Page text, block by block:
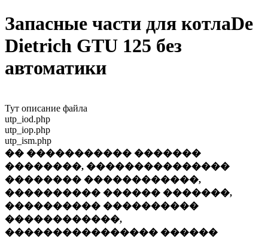
Запасные части для котлаDe
Dietrich GTU 125 без
автоматики
Тут описание файла
utp_iod.php
utp_iop.php
utp_ism.php
�� ����������� �������
��������, ���������������
�������� ������������,
���������� ������ �������,
���������� ����������
������������,
���������������� ������